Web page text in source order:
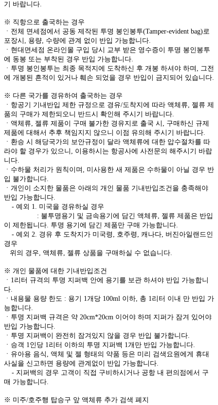
기 바랍니다.
※ 직항으로 출국하는 경우
ㆍ전체 면세점에서 공동 제작된 투명 봉인봉투(Tamper-evident bag)로
포장시, 용량, 수량에 관계 없이 반입 가능합니다.
ㆍ현대면세점 온라인몰 구입 당시 교부 받은 영수증이 투명 봉인봉투
에 동봉 또는 부착된 경우 반입 가능합니다.
ㆍ투명 봉인봉투는 최종 목적지에 도착하신 후 개봉 하셔야 하며, 그전
에 개봉된 흔적이 있거나 훼손 되었을 경우 반입이 금지되어 있습니다.
※ 다른 국가를 경유하여 출국하는 경우
ㆍ항공기 기내반입 제한 규정으로 경유/도착지에 따라 액체류, 젤류 제
품의 구매가 제한되오니 반드시 확인해 주시기 바랍니다.
ㆍ액체류, 젤류 제품이 구매 불가한 경유지로 출국 시, 구매하신 규제
제품에 대해서 추후 책임지지 않으니 이점 유의해 주시기 바랍니다.
ㆍ환승 시 해당국가의 보안규정이 달라 액체류에 대한 압수절차를 따
라야 할 경우가 있으니, 이용하시는 항공사에 사전문의 해주시기 바랍
니다.
ㆍ수하물 처리가 원칙이며, 미사용한 새 제품은 수하물이 아닐 경우 반
입 불가합니다.
ㆍ개인이 소지한 물품은 아래의 개인 물품 기내반입조건을 충족해야
반입 가능합니다.
- 예외 1. 미국을 경유하실 경우
: 불투명용기 및 금속용기에 담긴 액체류, 젤류 제품은 반입
이 제한됩니다. 투명 용기에 담긴 제품만 구매 가능합니다.
- 예외 2. 경유 후 도착지가 미국령, 호주령, 캐나다, 버진아일랜드인
경우
위의 경우, 액체류, 젤류 상품을 구매하실 수 없습니다.
※ 개인 물품에 대한 기내반입조건
ㆍ1리터 규격의 투명 지퍼백 안에 용기를 보관 하셔야 반입 가능합니
다.
ㆍ내용물 용량 한도 : 용기 1개당 100ml 이하, 총 1리터 이내 만 반입 가
능합니다.
ㆍ투명 지퍼백 규격은 약 20cm*20cm 이어야 하며 지퍼가 잠겨 있어야
반입 가능합니다.
ㆍ투명 지퍼백이 완전히 잠겨있지 않을 경우 반입 불가합니다.
ㆍ승객 1인당 1리터 이하의 투명 지퍼백 1개만 반입 가능합니다.
ㆍ유아용 음식, 액체 및 젤 형태의 약품 등은 미리 검색요원에게 휴대
사실을 신고하면 용량에 관계없이 반입 가능합니다.
- 지퍼백의 경우 고객이 직접 구비하시거나 공항 내 편의점에서 구
매 가능합니다.
※ 미주/호주행 탑승구 앞 액체류 추가 검색 폐지